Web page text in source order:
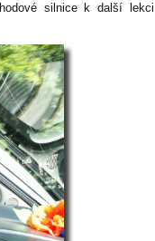
silnice k další lekci